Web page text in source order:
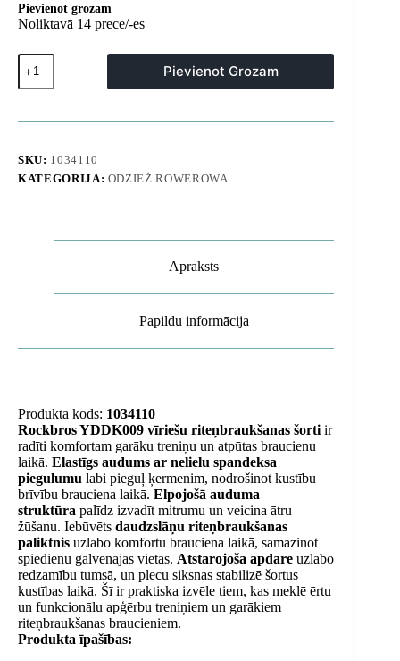
Pievienot grozam
Noliktavā 14 prece/-es
Vīriešu
īsie
riteņbraukšanas
ar
polsterējumu,
XL
daudzums
Pievienot Grozam
SKU: 1034110
KATEGORIJA: ODZIEŻ ROWEROWA
Apraksts
Papildu informācija
Produkta kods: 1034110
Rockbros YDDK009 vīriešu riteņbraukšanas šorti ir
radīti komfortam garāku treniņu un atpūtas braucienu
laikā. Elastīgs audums ar nelielu spandeksa
piegulumu labi pieguļ ķermenim, nodrošinot kustību
brīvību brauciena laikā. Elpojošā auduma
struktūra palīdz izvadīt mitrumu un veicina ātru
žūšanu. Iebūvēts daudzslāņu riteņbraukšanas
paliktnis uzlabo komfortu brauciena laikā, samazinot
spiedienu galvenajās vietās. Atstarojoša apdare uzlabo
redzamību tumsā, un plecu siksnas stabilizē šortus
kustības laikā. Šī ir praktiska izvēle tiem, kas meklē ērtu
un funkcionālu apģērbu treniņiem un garākiem
riteņbraukšanas braucieniem.
Produkta īpašības: